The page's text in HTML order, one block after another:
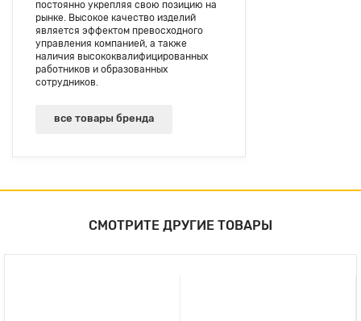
постоянно укрепляя свою позицию на
рынке. Высокое качество изделий
является эффектом превосходного
управления компанией, а также
наличия высoкоквалифицированных
работников и образованных
сотрудников.
все товары бренда
СМОТРИТЕ ДРУГИЕ ТОВАРЫ